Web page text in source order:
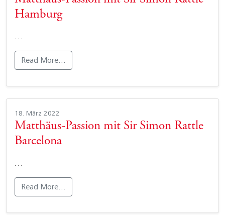
Hamburg
…
Read More…
18. März 2022
Matthäus-Passion mit Sir Simon Rattle
Barcelona
…
Read More…